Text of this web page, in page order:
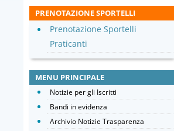
PRENOTAZIONE SPORTELLI
Prenotazione Sportelli
Praticanti
MENU PRINCIPALE
Notizie per gli Iscritti
Bandi in evidenza
Archivio Notizie Trasparenza